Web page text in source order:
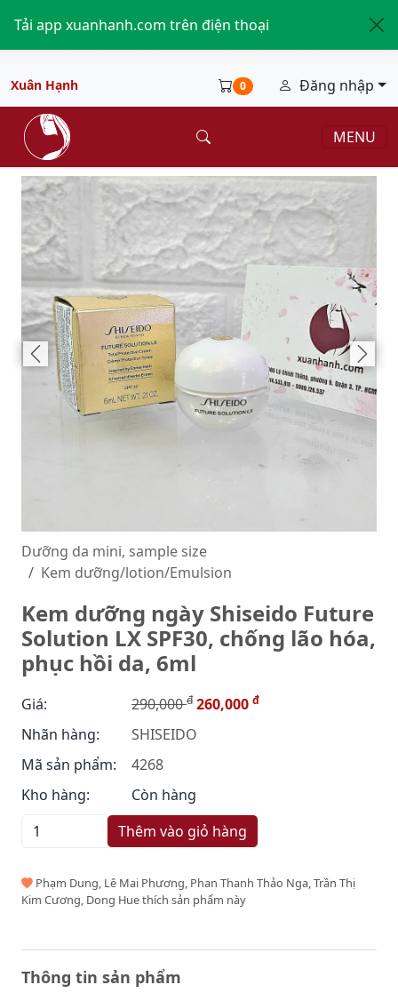
Tải app xuanhanh.com trên điện thoại
Xuân Hạnh 0 Đăng nhập
MENU
Dưỡng da mini, sample size
Kem dưỡng/lotion/Emulsion
Kem dưỡng ngày Shiseido Future
Solution LX SPF30, chống lão hóa,
phục hồi da, 6ml
Giá: 290,000đ 260,000 đ
Nhãn hàng:
SHISEIDO
Mã sản phẩm:
4268
Kho hàng:
Còn hàng
Thêm vào giỏ hàng
Phạm Dung, Lê Mai Phương, Phan Thanh Thảo Nga, Trần Thị
Kim Cương, Dong Hue thích sản phẩm này
Thông tin sản phẩm